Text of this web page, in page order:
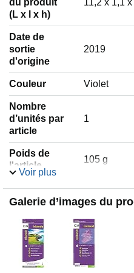
du produit
(L x l x h)
‎11,2 x 1,1
Date de
sortie
d'origine
‎2019
Couleur ‎Violet
Nombre
d’unités par
article
‎1
Poids de
l'article
‎105 g
Informations
ASIN :
2758546531
Moyenne des
122 Commentaires
Classement des
9 934 en Livres (Voir les
Voir plus
Galerie d’images du